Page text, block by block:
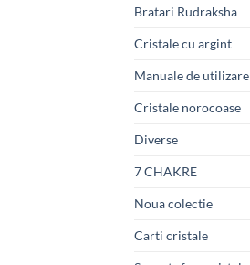
Bratari Rudraksha
Cristale cu argint
Manuale de utilizare
Cristale norocoase
Diverse
7 CHAKRE
Noua colectie
Carti cristale